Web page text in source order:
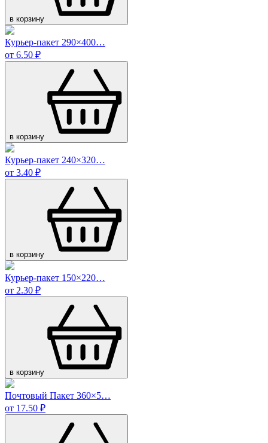
в корзину
Курьер-пакет 290×400…
от 6.50 ₽
в корзину
Курьер-пакет 240×320…
от 3.40 ₽
в корзину
Курьер-пакет 150×220…
от 2.30 ₽
в корзину
Почтовый Пакет 360×5…
от 17.50 ₽